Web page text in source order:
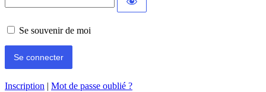
Se souvenir de moi
Inscription | Mot de passe oublié ?